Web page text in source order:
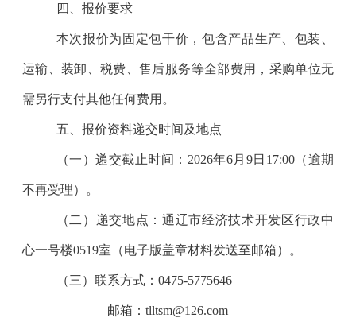
四、报价要求
本次报价为固定包干价，包含产品生产、包装、
运输、装卸、税费、售后服务等全部费用，采购单位无
需另行支付其他任何费用。
五、报价资料递交时间及地点
（一）递交截止时间： 2026年6月 9日 17:00（逾期
不再受理）。
（二）递交地点：通辽市经济技术开发区行政中
心一号楼0519室（电子版盖章材料发送至邮箱）。
（三）联系方式： 0475-5775646
邮箱： tlltsm@126.com